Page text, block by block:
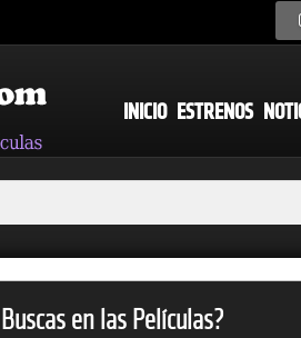
INICIO ESTRENOS
en las Películas?